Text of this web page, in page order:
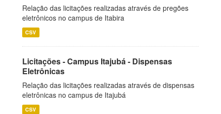
Relação das licitações realizadas através de pregões
eletrônicos no campus de Itabira
CSV
Licitações - Campus Itajubá - Dispensas
Eletrônicas
Relação das licitações realizadas através de dispensas
eletrônicas no campus de Itajubá
CSV